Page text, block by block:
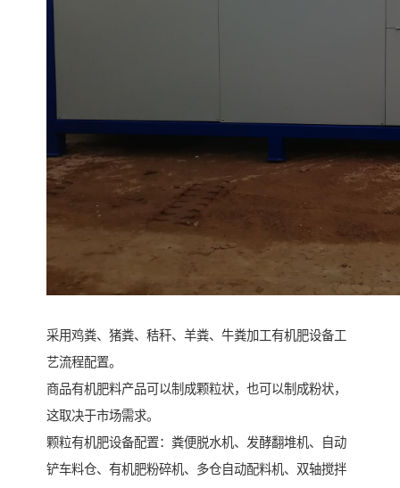
采用鸡粪、猪粪、秸秆、羊粪、牛粪加工有机肥设备工
艺流程配置。
商品有机肥料产品可以制成颗粒状，也可以制成粉状，
这取决于市场需求。
颗粒有机肥设备配置：粪便脱水机、发酵翻堆机、自动
铲车料仓、有机肥粉碎机、多仓自动配料机、双轴搅拌